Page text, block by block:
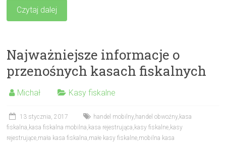
Czytaj dalej
Najważniejsze informacje o
przenośnych kasach fiskalnych
Michał Kasy fiskalne
13 stycznia, 2017 handel mobilny, handel obwoźny, kasa
fiskalna, kasa fiskalna mobilna, kasa rejestrująca, kasy fiskalne, kasy
rejestrujące,mała kasa fiskalna,małe kasy fiskalne,mobilna kasa